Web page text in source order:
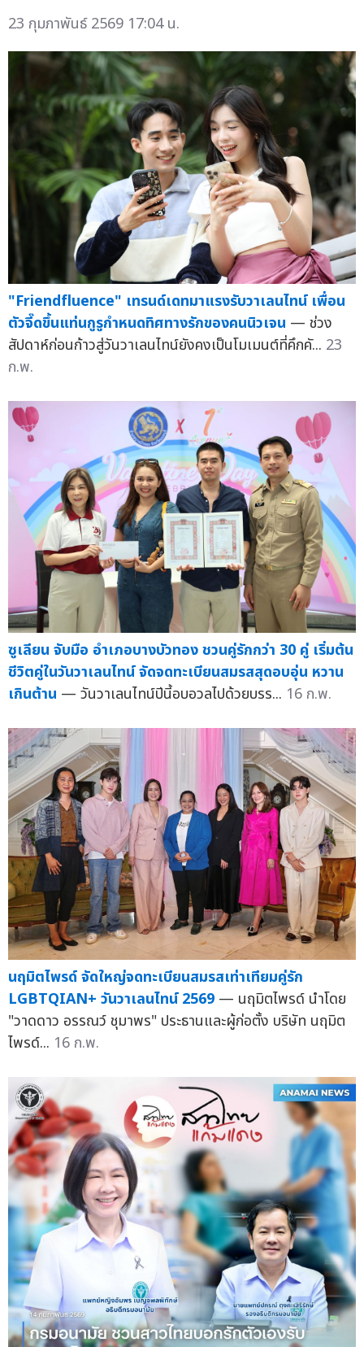
23 กุมภาพันธ์ 2569 17:04 น.
"Friendfluence" เทรนด์เดทมาแรงรับวาเลนไทน์ เพื่อน
ตัวจี๊ดขึ้นแท่นกูรูกำหนดทิศทางรักของคนนิวเจน — ช่วง
สัปดาห์ก่อนก้าวสู่วันวาเลนไทน์ยังคงเป็นโมเมนต์ที่คึกคั... 23
ก.พ.
ซูเลียน จับมือ อำเภอบางบัวทอง ชวนคู่รักกว่า 30 คู่ เริ่มต้น
ชีวิตคู่ในวันวาเลนไทน์ จัดจดทะเบียนสมรสสุดอบอุ่น หวาน
เกินต้าน — วันวาเลนไทน์ปีนี้อบอวลไปด้วยบรร... 16 ก.พ.
นฤมิตไพรด์ จัดใหญ่จดทะเบียนสมรสเท่าเทียมคู่รัก
LGBTQIAN+ วันวาเลนไทน์ 2569 — นฤมิตไพรด์ นำโดย
"วาดดาว อรรณว์ ชุมาพร" ประธานและผู้ก่อตั้ง บริษัท นฤมิต
ไพรด์... 16 ก.พ.